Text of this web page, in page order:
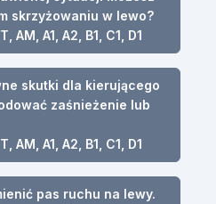
skrzyżowaniu w lewo?
AM, A1, A2, B1, C1, D1
skutki dla kierującego
zaśnieżenie lub
AM, A1, A2, B1, C1, D1
pas ruchu na lewy.